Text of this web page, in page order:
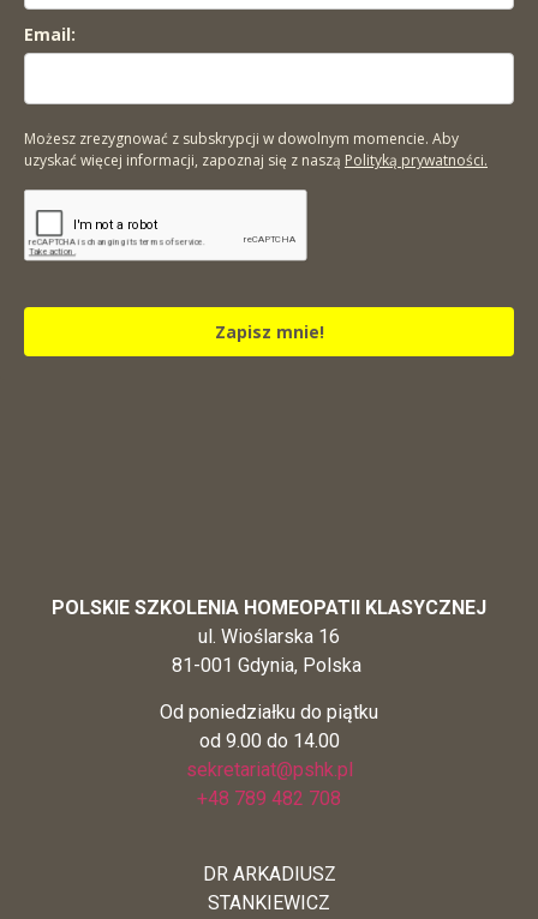
Email:
Możesz zrezygnować z subskrypcji w dowolnym momencie. Aby
uzyskać więcej informacji, zapoznaj się z naszą Polityką prywatności.
Zapisz mnie!
POLSKIE SZKOLENIA HOMEOPATII KLASYCZNEJ
ul. Wioślarska 16
81-001 Gdynia, Polska
Od poniedziałku do piątku
od 9.00 do 14.00
sekretariat@pshk.pl
+48 789 482 708
DR ARKADIUSZ
STANKIEWICZ